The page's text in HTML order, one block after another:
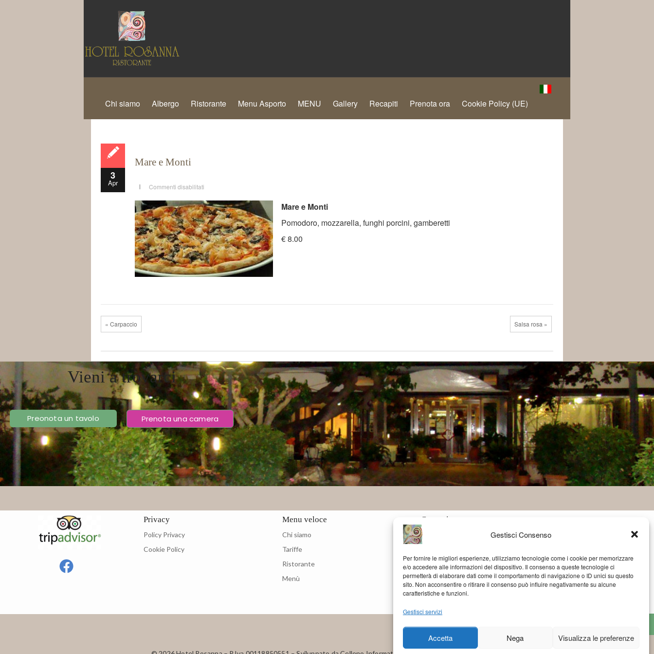
Gestisci Consenso
Per fornire le migliori esperienze, utilizziamo tecnologie come i cookie per memorizzare
e/o accedere alle informazioni del dispositivo. Il consenso a queste tecnologie ci
permetterà di elaborare dati come il comportamento di navigazione o ID unici su questo
sito. Non acconsentire o ritirare il consenso può influire negativamente su alcune
caratteristiche e funzioni.
Gestisci servizi
Accetta Nega Visualizza le preferenze
Chi siamo Albergo Ristorante Menu Asporto MENU Gallery Recapiti Prenota ora Cookie Policy (UE)
3
Apr
Mare e Monti
Commenti disabilitati
Mare e Monti
Pomodoro, mozzarella, funghi porcini, gamberetti
€ 8.00
« Carpaccio Salsa rosa »
Vieni a trovarci
Preonota un tavolo Prenota una camera
Privacy
Policy Privacy
Cookie Policy
Menu veloce
Chi siamo
Tariffe
Ristorante
Menù
Contatti
Via C.A. Dalla Chiesa, 3 - 05012
info@hotelrosanna.com
(39) 0744 994201
(39) 347 6143232